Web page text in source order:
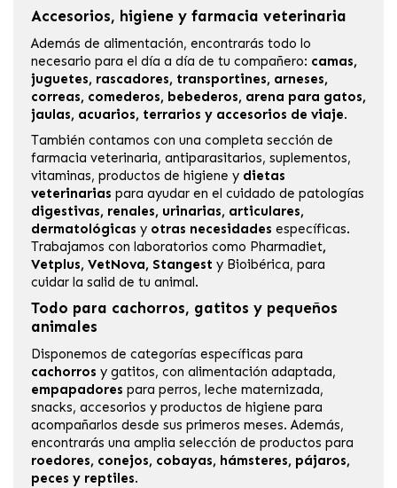
Accesorios, higiene y farmacia veterinaria
Además de alimentación, encontrarás todo lo
necesario para el día a día de tu compañero: camas,
juguetes, rascadores, transportines, arneses,
correas, comederos, bebederos, arena para gatos,
jaulas, acuarios, terrarios y accesorios de viaje.
También contamos con una completa sección de
farmacia veterinaria, antiparasitarios, suplementos,
vitaminas, productos de higiene y dietas
veterinarias para ayudar en el cuidado de patologías
digestivas, renales, urinarias, articulares,
dermatológicas y otras necesidades específicas.
Trabajamos con laboratorios como Pharmadiet,
Vetplus, VetNova, Stangest y Bioibérica, para
cuidar la salid de tu animal.
Todo para cachorros, gatitos y pequeños
animales
Disponemos de categorías específicas para
cachorros y gatitos, con alimentación adaptada,
empapadores para perros, leche maternizada,
snacks, accesorios y productos de higiene para
acompañarlos desde sus primeros meses. Además,
encontrarás una amplia selección de productos para
roedores, conejos, cobayas, hámsteres, pájaros,
peces y reptiles.